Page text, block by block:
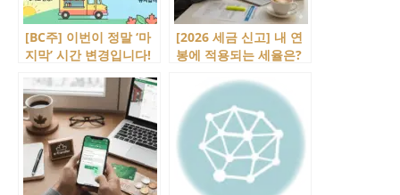
[BC주] 이번이 정말 ‘마
지막’ 시간 변경입니다!
구 전환
[2026 세금 신고] 내 연
봉에 적용되는 세율은?